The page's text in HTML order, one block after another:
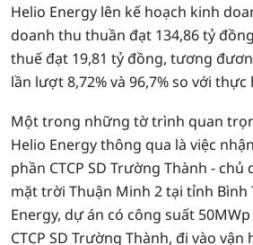
Helio Energy lên kế hoạch kinh
doanh thu thuần đạt 134,86 tỷ
thuế đạt 19,81 tỷ đồng, tương
lần lượt 8,72% và 96,7% so với thực
Một trong những tờ trình quan
Helio Energy thông qua là việc
phần CTCP SD Trường Thành -
mặt trời Thuận Minh 2 tại tỉnh Bình
Energy, dự án có công suất
CTCP SD Trường Thành, đi vào